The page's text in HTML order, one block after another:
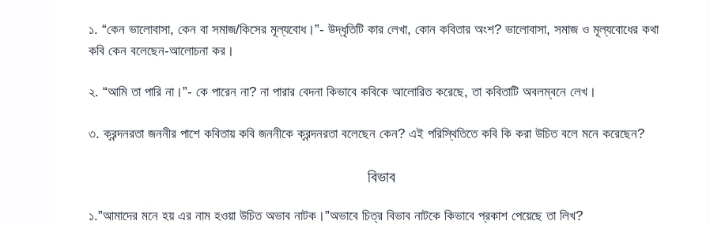
১. “কেন ভালোবাসা, কেন বা সমাজ/কিসের মূল্যবোধ।”- উদ্ধৃতিটি কার লেখা, কোন কবিতার অংশ? ভালোবাসা, সমাজ ও মূল্যবোধের কথা
কবি কেন বলেছেন-আলোচনা কর।
২. “আমি তা পারি না।”- কে পারেন না? না পারার বেদনা কিভাবে কবিকে আলোরিত করেছে, তা কবিতাটি অবলম্বনে লেখ।
৩. ক্রন্দনরতা জননীর পাশে কবিতায় কবি জননীকে ক্রন্দনরতা বলেছেন কেন? এই পরিস্থিতিতে কবি কি করা উচিত বলে মনে করেছেন?
বিভাব
১.”আমাদের মনে হয় এর নাম হওয়া উচিত অভাব নাটক।”অভাবে চিত্র বিভাব নাটকে কিভাবে প্রকাশ পেয়েছে তা লিখ?